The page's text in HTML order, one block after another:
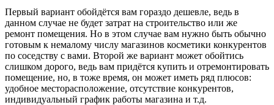
Первый вариант обойдётся вам гораздо дешевле, ведь в
данном случае не будет затрат на строительство или же
ремонт помещения. Но в этом случае вам нужно быть обычно
готовым к немалому числу магазинов косметики конкурентов
по соседству с вами. Второй же вариант может обойтись
слишком дорого, ведь вам придётся купить и отремонтировать
помещение, но, в тоже время, он может иметь ряд плюсов:
удобное месторасположение, отсутствие конкурентов,
индивидуальный график работы магазина и т.д.